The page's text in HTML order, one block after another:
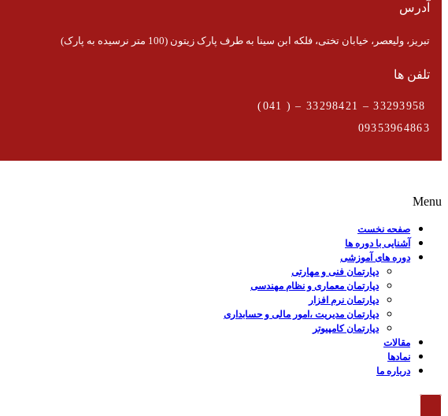
آدرس
تبریز، ولیعصر، خیابان تختی، فلکه ابن سینا به طرف پارک زیتون (100 متر نرسیده به پارک)
تلفن ها
09353964863
Menu
صفحه نخست
آشنایی با دوره ها
دوره های آموزشی
دپارتمان فنی و مهارتی
دپارتمان معماری و نظام مهندسی
دپارتمان نرم افزار
دپارتمان مدیریت ،امور مالی و حسابداری
دپارتمان کامپیوتر
مقالات
نمادها
درباره ما